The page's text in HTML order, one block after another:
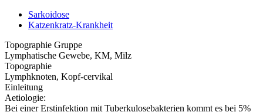
Sarkoidose
Katzenkratz-Krankheit
Topographie Gruppe
Lymphatische Gewebe, KM, Milz
Topographie
Lymphknoten, Kopf-cervikal
Einleitung
Aetiologie:
Bei einer Erstinfektion mit Tuberkulosebakterien kommt es bei 5%